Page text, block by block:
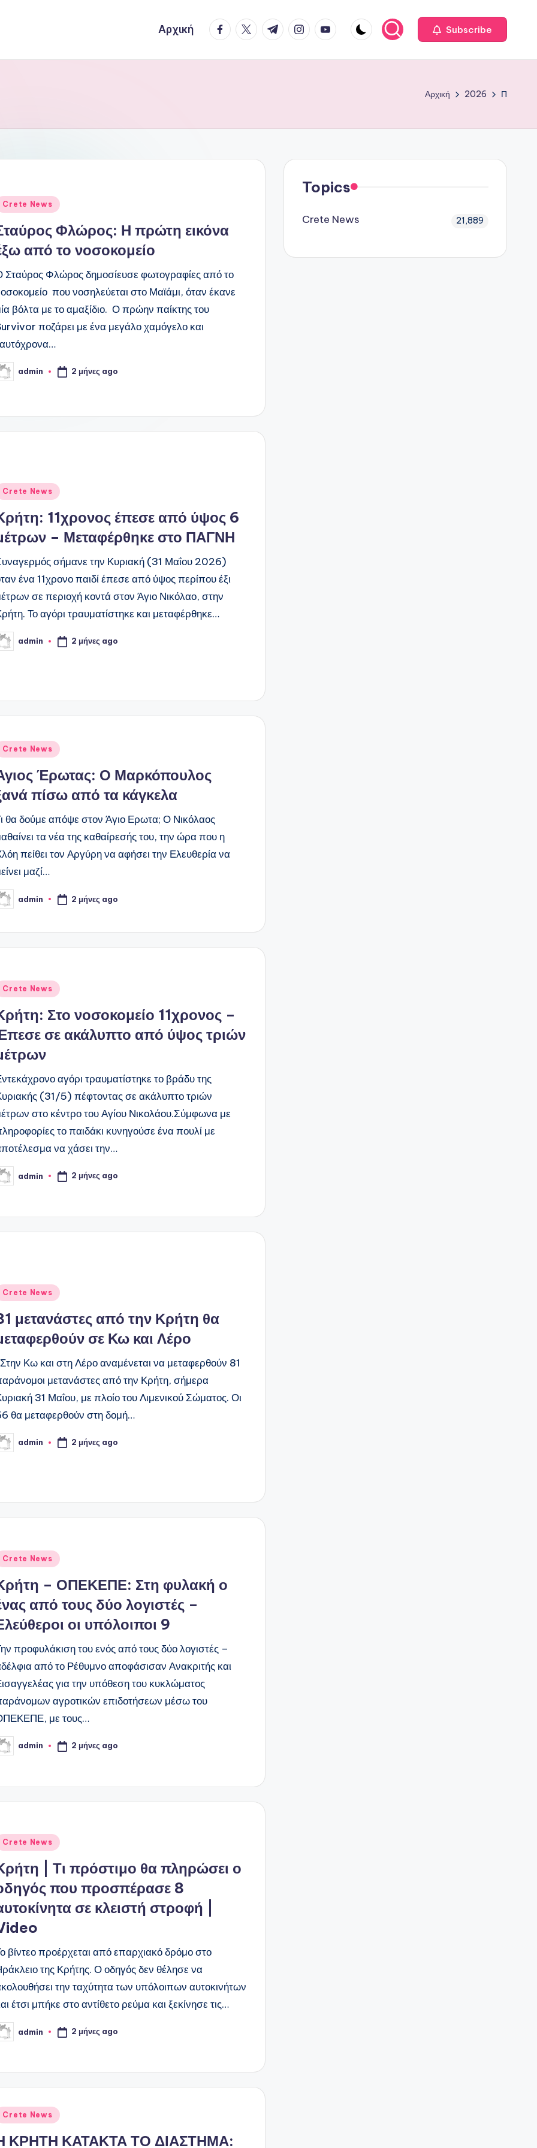
Αρχική facebook.com
twitter.com
t.me instagram.com
youtube.com Subscribe
Αρχική 2026 Π
Crete News
Φλώρος: Η πρώτη εικόνα
από το νοσοκομείο
Σταύρος Φλώρος δημοσίευσε φωτογραφίες από το
που νοσηλεύεται στο Μαϊάμι, όταν έκανε
βόλτα με το αμαξίδιο. Ο πρώην παίκτης του
ποζάρει με ένα μεγάλο χαμόγελο και
admin 2 μήνες ago
Crete News
11χρονος έπεσε από ύψος 6
– Μεταφέρθηκε στο ΠΑΓΝΗ
σήμανε την Κυριακή (31 Μαΐου 2026)
ένα 11χρονο παιδί έπεσε από ύψος περίπου έξι
σε περιοχή κοντά στον Άγιο Νικόλαο, στην
Το αγόρι τραυματίστηκε και μεταφέρθηκε…
admin 2 μήνες ago
Crete News
Έρωτας: Ο Μαρκόπουλος
πίσω από τα κάγκελα
θα δούμε απόψε στον Άγιο Ερωτα; Ο Νικόλαος
τα νέα της καθαίρεσής του, την ώρα που η
πείθει τον Αργύρη να αφήσει την Ελευθερία να
μαζί…
admin 2 μήνες ago
Crete News
Στο νοσοκομείο 11χρονος –
σε ακάλυπτο από ύψος τριών
αγόρι τραυματίστηκε το βράδυ της
(31/5) πέφτοντας σε ακάλυπτο τριών
στο κέντρο του Αγίου Νικολάου.Σύμφωνα με
το παιδάκι κυνηγούσε ένα πουλί με
να χάσει την…
admin 2 μήνες ago
Crete News
μετανάστες από την Κρήτη θα
σε Κω και Λέρο
Στην Κω και στη Λέρο αναμένεται να μεταφερθούν 81
μετανάστες από την Κρήτη, σήμερα
31 Μαΐου, με πλοίο του Λιμενικού Σώματος. Οι
θα μεταφερθούν στη δομή…
admin 2 μήνες ago
Crete News
– ΟΠΕΚΕΠΕ: Στη φυλακή ο
από τους δύο λογιστές –
οι υπόλοιποι 9
προφυλάκιση του ενός από τους δύο λογιστές –
από το Ρέθυμνο αποφάσισαν Ανακριτής και
για την υπόθεση του κυκλώματος
αγροτικών επιδοτήσεων μέσω του
με τους…
admin 2 μήνες ago
Crete News
| Τι πρόστιμο θα πληρώσει ο
που προσπέρασε 8
σε κλειστή στροφή |
βίντεο προέρχεται από επαρχιακό δρόμο στο
της Κρήτης. Ο οδηγός δεν θέλησε να
την ταχύτητα των υπόλοιπων αυτοκινήτων
έτσι μπήκε στο αντίθετο ρεύμα και ξεκίνησε τις…
admin 2 μήνες ago
Crete News
ΚΡΗΤΗ ΚΑΤΑΚΤΑ ΤΟ ΔΙΑΣΤΗΜΑ:
Topics
Crete News 21,889